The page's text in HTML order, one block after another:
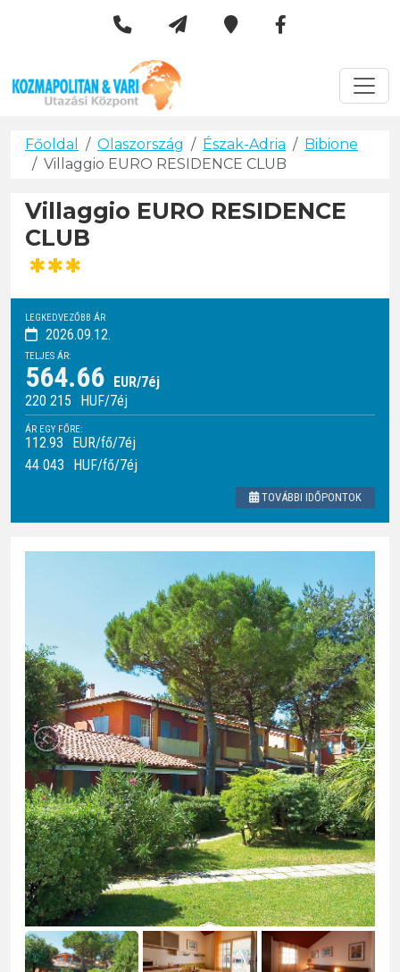
Kozmapolitan & Vári Utazási
Főoldal Olaszország Észak-Adria
Bibione
Villaggio EURO RESIDENCE CLUB
Villaggio EURO RESIDENCE
CLUB
***
LEGKEDVEZŐBB ÁR
2026.09.12.
TELJES ÁR:
564.66 EUR/7éj
220 215
HUF/7éj
ÁR EGY FŐRE:
112.93
EUR/fő/7éj
44 043
HUF/fő/7éj
TOVÁBBI IDŐPONTOK